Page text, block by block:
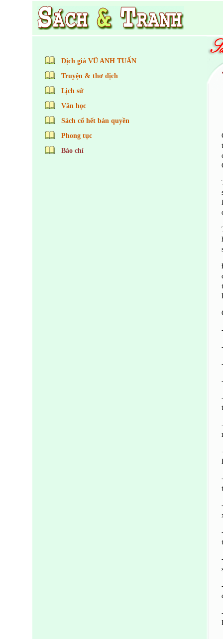
Dịch giả VŨ ANH TUẤN
Truyện & thơ dịch
Lịch sử
Văn học
Sách cổ hết bản quyền
Phong tục
Báo chí